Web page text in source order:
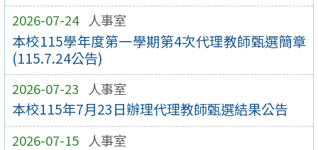
2026-07-24 人事室
本校115學年度第一學期第4次代理教師甄選簡章
(115.7.24公告)
2026-07-23 人事室
本校115年7月23日辦理代理教師甄選結果公告
2026-07-15 人事室